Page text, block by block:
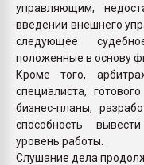
управляющим,
введении внешнего
следующее
положенные в основу
Кроме того,
специалиста,
бизнес-планы,
способность
уровень работы.
Слушание дела